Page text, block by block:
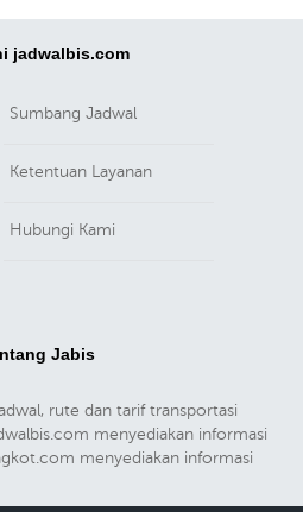
jadwalbis.com
Sumbang Jadwal
Ketentuan Layanan
Hubungi Kami
Jabis
rute dan tarif transportasi
menyediakan informasi
menyediakan informasi